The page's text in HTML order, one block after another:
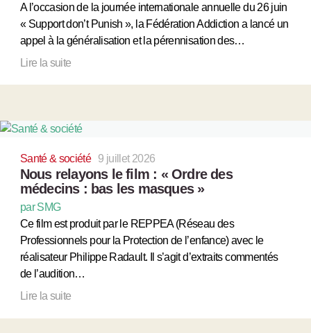
A l’occasion de la journée internationale annuelle du 26 juin
« Support don’t Punish », la Fédération Addiction a lancé un
appel à la généralisation et la pérennisation des…
Lire la suite
Santé & société 9 juillet 2026
Nous relayons le film : « Ordre des
médecins : bas les masques »
par SMG
Ce film est produit par le REPPEA (Réseau des
Professionnels pour la Protection de l’enfance) avec le
réalisateur Philippe Radault. Il s’agit d’extraits commentés
de l’audition…
Lire la suite